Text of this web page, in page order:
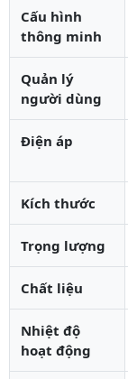
Cấu hình
thông minh
Quản lý
người dùng
Điện áp
Kích thước
Trọng lượng
Chất liệu
Nhiệt độ
hoạt động